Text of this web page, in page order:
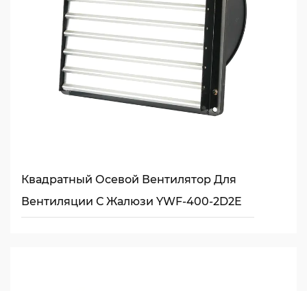
Квадратный Осевой Вентилятор Для
Вентиляции С Жалюзи YWF-400-2D2E